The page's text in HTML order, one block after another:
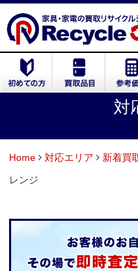
対
Home 対応エリア 新着買
レンジ